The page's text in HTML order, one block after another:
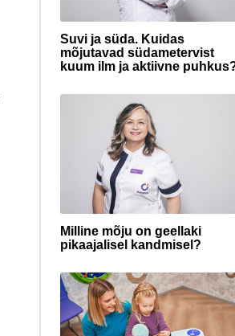
Suvi ja süda. Kuidas
mõjutavad südametervist
kuum ilm ja aktiivne
Milline mõju on geellaki
pikaajalisel kandmisel?